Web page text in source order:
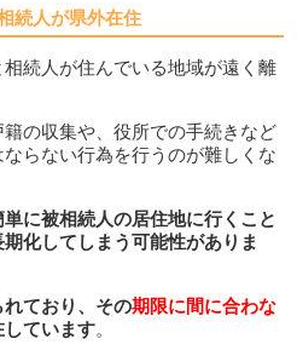
続人が県外在住
続人が住んでいる地域が遠く離
の収集や、役所での手続きなど
らない行為を行うのが難しくな
に被相続人の居住地に行くこと
化してしまう可能性がありま
ており、その期限に間に合わな
しています。